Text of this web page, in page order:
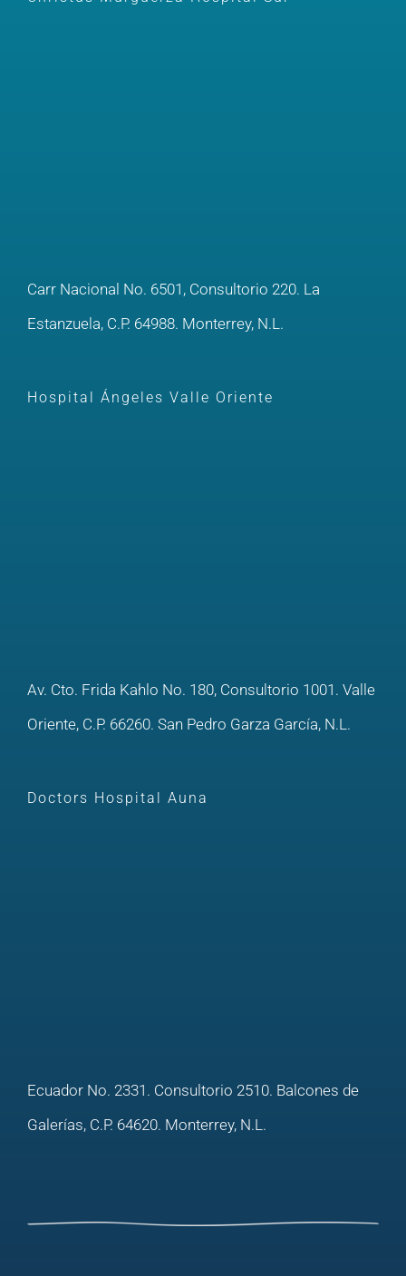
Carr Nacional No. 6501, Consultorio 220. La
Estanzuela, C.P. 64988. Monterrey, N.L.
Hospital Ángeles Valle Oriente
Av. Cto. Frida Kahlo No. 180, Consultorio 1001. Valle
Oriente, C.P. 66260. San Pedro Garza García, N.L.
Doctors Hospital Auna
Ecuador No. 2331. Consultorio 2510. Balcones de
Galerías, C.P. 64620. Monterrey, N.L.